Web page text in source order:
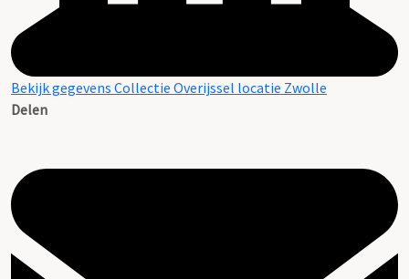
Bekijk gegevens Collectie Overijssel locatie Zwolle
Delen